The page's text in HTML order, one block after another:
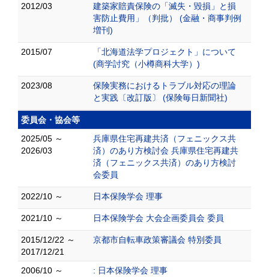
2012/03
建築家賠責保険の「滅失・毀損」と損
害防止費用」（判批） (金融・商事判例
増刊)
2015/07
「北海道法学プロジェクト」について
(商学討究（小樽商科大学）)
2023/08
保険実務におけるトラブル対応の理論
と実践〔改訂版〕 (保険毎日新聞社)
委員会・協会等
2025/05 ～
2026/03
兵庫県住宅再建共済（フェニックス共
済）のあり方検討会 兵庫県住宅再建共
済（フェニックス共済）のあり方検討
会委員
2022/10 ～ 日本保険学会 理事
2021/10 ～ 日本保険学会 大会企画委員会 委員
2015/12/22 ～
2017/12/21
京都市自転車政策審議会 特別委員
2006/10 ～
: 日本保険学会 理事